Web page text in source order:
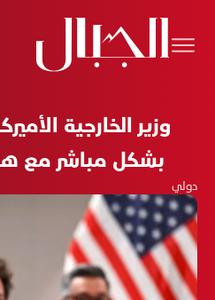
وزير الخارجية
بشكل مباشر مع
دولي